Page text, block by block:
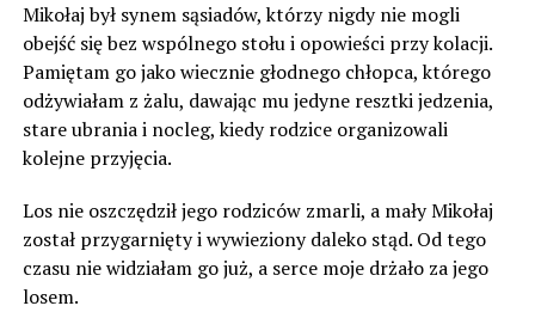
Mikołaj był synem sąsiadów, którzy nigdy nie mogli
obejść się bez wspólnego stołu i opowieści przy kolacji.
Pamiętam go jako wiecznie głodnego chłopca, którego
odżywiałam z żalu, dawając mu jedyne resztki jedzenia,
stare ubrania i nocleg, kiedy rodzice organizowali
kolejne przyjęcia.
Los nie oszczędził jego rodziców zmarli, a mały Mikołaj
został przygarnięty i wywieziony daleko stąd. Od tego
czasu nie widziałam go już, a serce moje drżało za jego
losem.